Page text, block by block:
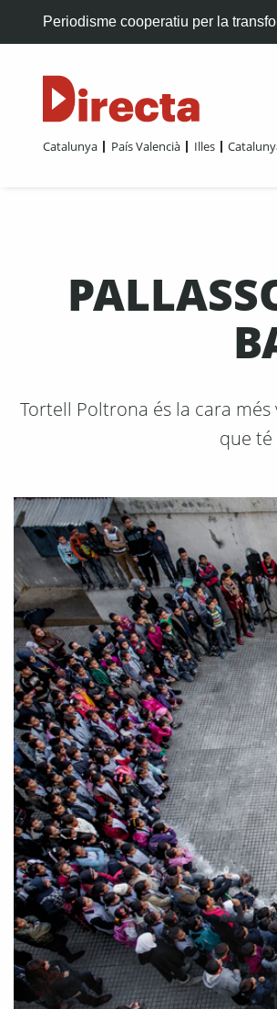
Periodisme cooperatiu per la
Catalunya País Valencià Illes
Tortell Poltrona és la cara més
que